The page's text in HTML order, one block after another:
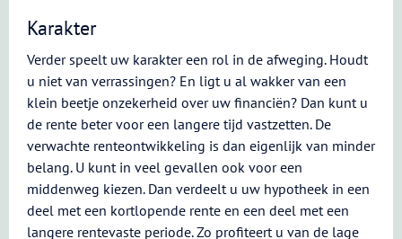
Karakter
Verder speelt uw karakter een rol in de afweging. Houdt
u niet van verrassingen? En ligt u al wakker van een
klein beetje onzekerheid over uw financiën? Dan kunt u
de rente beter voor een langere tijd vastzetten. De
verwachte renteontwikkeling is dan eigenlijk van minder
belang. U kunt in veel gevallen ook voor een
middenweg kiezen. Dan verdeelt u uw hypotheek in een
deel met een kortlopende rente en een deel met een
langere rentevaste periode. Zo profiteert u van de lage